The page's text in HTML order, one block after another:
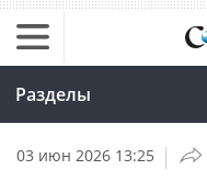
Разделы
03 июн 2026 13:25 |